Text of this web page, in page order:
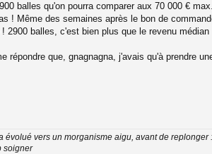
balles qu'on pourra comparer aux 70 000 €
! Même des semaines après le bon de
2900 balles, c'est bien plus que le revenu
répondre que, gnagnagna, j'avais qu'à prendre
évolué vers un morganisme aigu, avant de replonger
soigner